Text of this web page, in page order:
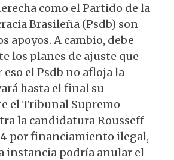
como el Partido de la
Brasileña (Psdb) son
apoyos. A cambio, debe
los planes de ajuste que
eso el Psdb no afloja la
hasta el final su
el Tribunal Supremo
la candidatura Rousseff-
por financiamiento ilegal,
instancia podría anular el